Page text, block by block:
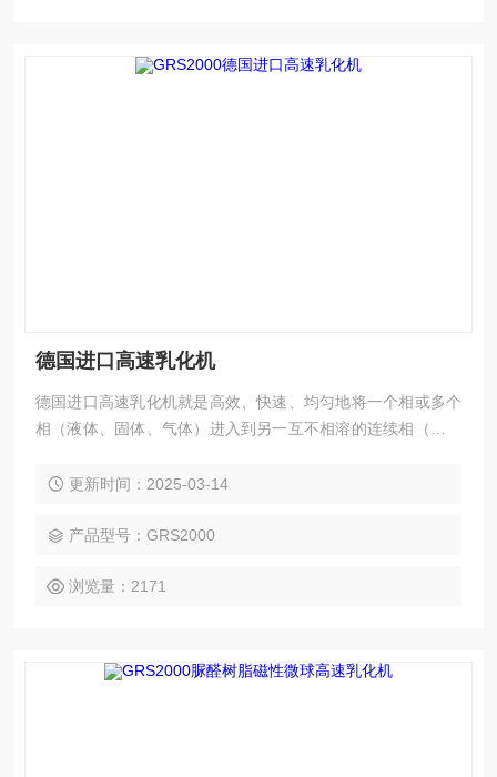
德国进口高速乳化机
德国进口高速乳化机就是高效、快速、均匀地将一个相或多个
相（液体、固体、气体）进入到另一互不相溶的连续相（通常
理，可获得很窄的粒径分布,获得更小的液滴和颗粒，因而生成
用。
更新时间：2025-03-14
产品型号：GRS2000
浏览量：2171